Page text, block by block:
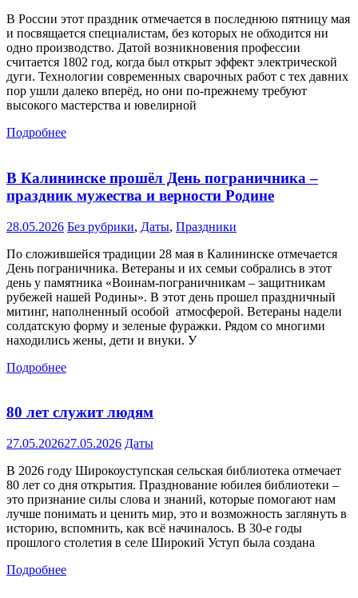
В России этот праздник отмечается в последнюю пятницу мая
и посвящается специалистам, без которых не обходится ни
одно производство. Датой возникновения профессии
считается 1802 год, когда был открыт эффект электрической
дуги. Технологии современных сварочных работ с тех давних
пор ушли далеко вперёд, но они по-прежнему требуют
высокого мастерства и ювелирной
Подробнее
В Калининске прошёл День пограничника –
праздник мужества и верности Родине
28.05.2026 Без рубрики, Даты, Праздники
По сложившейся традиции 28 мая в Калининске отмечается
День пограничника. Ветераны и их семьи собрались в этот
день у памятника «Воинам-пограничникам – защитникам
рубежей нашей Родины». В этот день прошел праздничный
митинг, наполненный особой атмосферой. Ветераны надели
солдатскую форму и зеленые фуражки. Рядом со многими
находились жены, дети и внуки. У
Подробнее
80 лет служит людям
27.05.202627.05.2026 Даты
В 2026 году Широкоуступская сельская библиотека отмечает
80 лет со дня открытия. Празднование юбилея библиотеки –
это признание силы слова и знаний, которые помогают нам
лучше понимать и ценить мир, это и возможность заглянуть в
историю, вспомнить, как всё начиналось. В 30-е годы
прошлого столетия в селе Широкий Уступ была создана
Подробнее